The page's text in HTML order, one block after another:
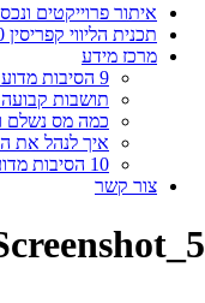
איתור פרוייקטים
תכנית הליווי קפריסין 360
מרכז מידע
9 הסיבות מדוע כדאי להשקיע בקפריסין
תושבות קבועה
כמה מס נשלם
איך לנהל את
10 הסיבות מדוע כדאי להשקיע בדירה חדשה בחו”ל בשלב הפריסייל
צור קשר